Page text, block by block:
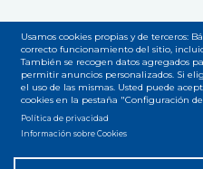
Menú
del
Accesibilidad Privacidad
Usamos cookies propias y de terceros:
correcto funcionamiento del sitio,
También se recogen datos agregados
permitir anuncios personalizados. Si
el uso de las mismas. Usted puede
cookies en la pestaña "Configuración de
Política de privacidad
Información sobre Cookies